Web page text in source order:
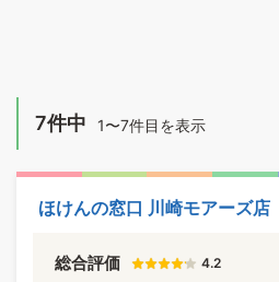
7件中 1〜7件目を表示
ほけんの窓口 川崎モアーズ店
総合評価 4.2